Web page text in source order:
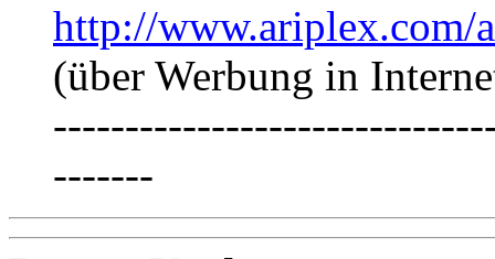
http://www.ariplex.com/
(über Werbung in
-------